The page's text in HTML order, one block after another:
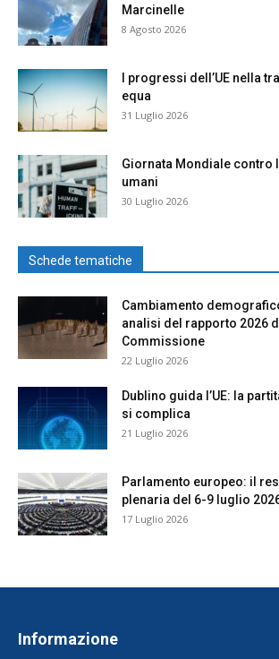
Marcinelle
8 Agosto 2026
I progressi dell’UE nella
equa
31 Luglio 2026
Giornata Mondiale contro
umani
30 Luglio 2026
Schede tematiche
Cambiamento
analisi del rapporto 2026
Commissione
22 Luglio 2026
Dublino guida l’UE: la
si complica
21 Luglio 2026
Parlamento europeo: il
plenaria del 6-9 luglio
17 Luglio 2026
Informazione